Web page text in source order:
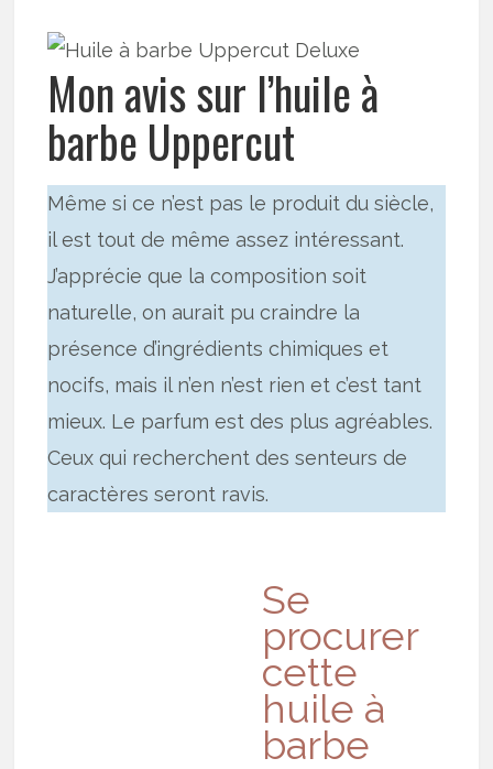
Mon avis sur l’huile à
barbe Uppercut
Même si ce n’est pas le produit du siècle,
il est tout de même assez intéressant.
J’apprécie que la composition soit
naturelle, on aurait pu craindre la
présence d’ingrédients chimiques et
nocifs, mais il n’en n’est rien et c’est tant
mieux. Le parfum est des plus agréables.
Ceux qui recherchent des senteurs de
caractères seront ravis.
Se
procurer
cette
huile à
barbe